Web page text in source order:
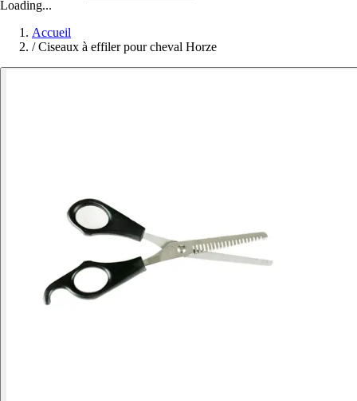
Loading...
Accueil
/ Ciseaux à effiler pour cheval Horze